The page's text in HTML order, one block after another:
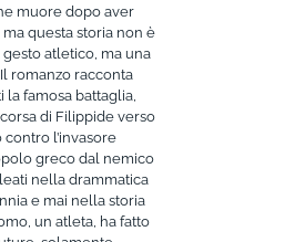
muore dopo aver
questa storia non è
gesto atletico, ma una
romanzo racconta
famosa battaglia,
di Filippide verso
l’invasore
greco dal nemico
nella drammatica
e mai nella storia
un atleta, ha fatto